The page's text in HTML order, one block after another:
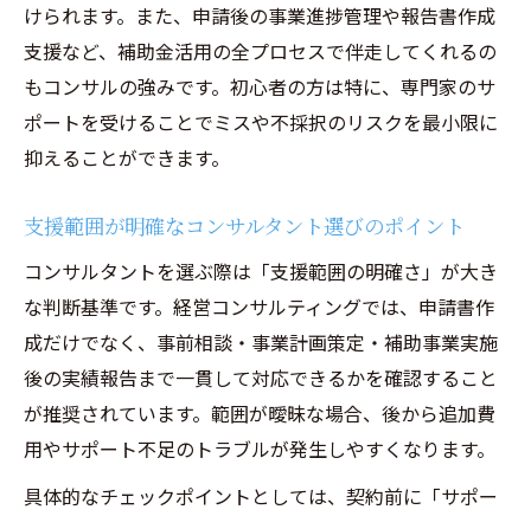
けられます。また、申請後の事業進捗管理や報告書作成
支援など、補助金活用の全プロセスで伴走してくれるの
もコンサルの強みです。初心者の方は特に、専門家のサ
ポートを受けることでミスや不採択のリスクを最小限に
抑えることができます。
支援範囲が明確なコンサルタント選びのポイント
コンサルタントを選ぶ際は「支援範囲の明確さ」が大き
な判断基準です。経営コンサルティングでは、申請書作
成だけでなく、事前相談・事業計画策定・補助事業実施
後の実績報告まで一貫して対応できるかを確認すること
が推奨されています。範囲が曖昧な場合、後から追加費
用やサポート不足のトラブルが発生しやすくなります。
具体的なチェックポイントとしては、契約前に「サポー